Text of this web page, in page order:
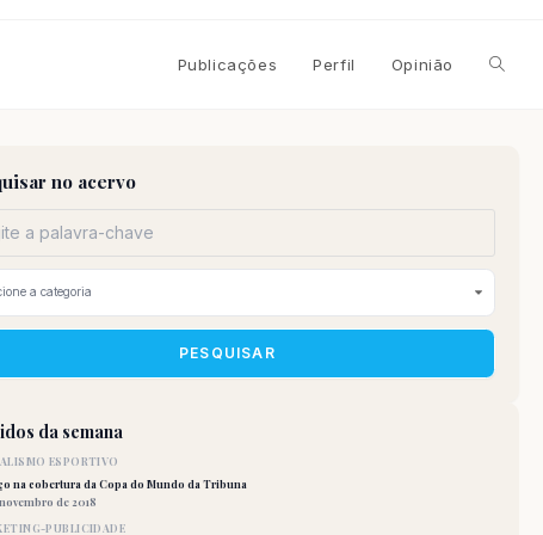
Publicações Perfil Opinião
site
no acervo
PESQUISAR
da semana
ESPORTIVO
na cobertura da Copa do Mundo da Tribuna
de 2018
PUBLICIDADE